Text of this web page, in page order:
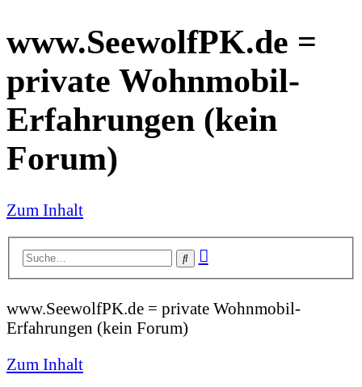
www.SeewolfPK.de =
private Wohnmobil-
Erfahrungen (kein
Forum)
Zum Inhalt
SucheErweiterte
www.SeewolfPK.de = private Wohnmobil-
Erfahrungen (kein Forum)
Zum Inhalt